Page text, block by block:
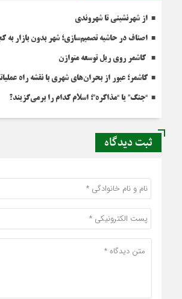
از شهرنشینی تا شهروندی
اصناف در حاشیه تصمیم‌سازی؛ شهر بدون بازار به
کاشمر روی ریل توسعه متوازن
کاشمر؛ عبور از بحران‌های شهری با نقشه راه
“جنگ” یا “مذاکره”؛ اسلام کدام را برمی‌گزیند؟
ثبت دیدگاه